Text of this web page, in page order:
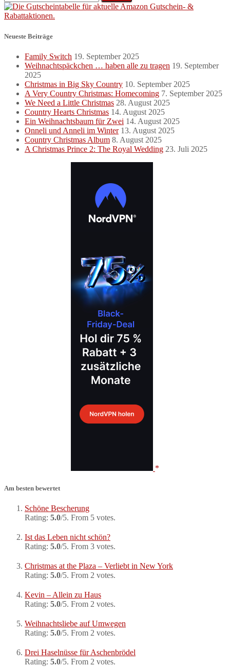
nach:
Neueste Beiträge
Family Switch 19. September 2025
Weihnachtspäckchen … haben alle zu tragen 19. September
2025
Christmas in Big Sky Country 10. September 2025
A Very Country Christmas: Homecoming 7. September 2025
We Need a Little Christmas 28. August 2025
Country Hearts Christmas 14. August 2025
Ein Weihnachtsbaum für Zwei 14. August 2025
Onneli und Anneli im Winter 13. August 2025
Country Christmas Album 8. August 2025
A Christmas Prince 2: The Royal Wedding 23. Juli 2025
Am besten bewertet
Schöne Bescherung
Rating: 5.0/5. From 5 votes.
Ist das Leben nicht schön?
Rating: 5.0/5. From 3 votes.
Christmas at the Plaza – Verliebt in New York
Rating: 5.0/5. From 2 votes.
Kevin – Allein zu Haus
Rating: 5.0/5. From 2 votes.
Weihnachtsliebe auf Umwegen
Rating: 5.0/5. From 2 votes.
Drei Haselnüsse für Aschenbrödel
Rating: 5.0/5. From 2 votes.